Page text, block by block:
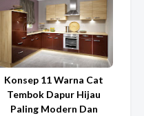
Konsep 11 Warna Cat
Tembok Dapur Hijau
Paling Modern Dan